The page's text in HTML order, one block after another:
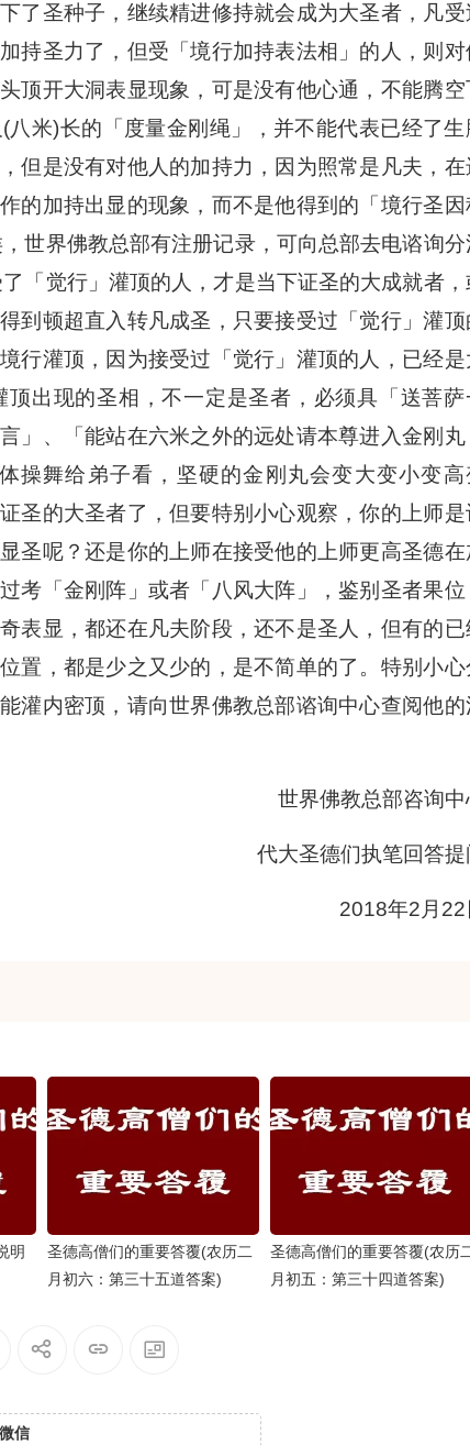
了圣种子，继续精进修持就会成为大圣者，凡受
持圣力了，但受「境行加持表法相」的人，则对
顶开大洞表显现象，可是没有他心通，不能腾空
米)长的「度量金刚绳」，并不能代表已经了生
但是没有对他人的加持力，因为照常是凡夫，在
的加持出显的现象，而不是他得到的「境行圣因
世界佛教总部有注册记录，可向总部去电谘询分
「觉行」灌顶的人，才是当下证圣的大成就者，
到顿超直入转凡成圣，只要接受过「觉行」灌顶
行灌顶，因为接受过「觉行」灌顶的人，已经是
出现的圣相，不一定是圣者，必须具「送菩萨
」、「能站在六米之外的远处请本尊进入金刚丸
操舞给弟子看，坚硬的金刚丸会变大变小变高
圣的大圣者了，但要特别小心观察，你的上师是
圣呢？还是你的上师在接受他的上师更高圣德在
考「金刚阵」或者「八风大阵」，鉴别圣者果位
表显，都还在凡夫阶段，还不是圣人，但有的已
置，都是少之又少的，是不简单的了。特别小心
灌内密顶，请向世界佛教总部谘询中心查阅他的
世界佛教总部咨询中
代大圣德们执笔回答提
2018年2月22
明
圣德高僧们的重要答覆(农历二
月初六：第三十五道答案)
圣德高僧们的重要答覆(农历
月初五：第三十四道答案)
信